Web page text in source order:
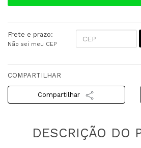
Frete e prazo:
Não sei meu CEP
COMPARTILHAR
Compartilhar